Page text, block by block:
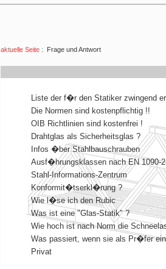
aktuelle Seite : Frage und Antwort